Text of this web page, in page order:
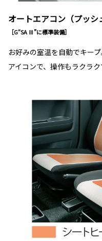
オートエアコン（プッシ
［G“SA Ⅲ”に標準装備］
お好みの室温を自動でキー
アイコンで、操作もラクラク